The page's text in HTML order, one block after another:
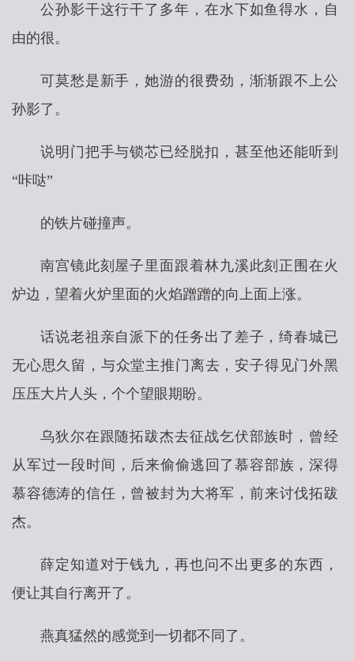
公孙影干这行干了多年，在水下如鱼得水，自
由的很。
可莫愁是新手，她游的很费劲，渐渐跟不上公
孙影了。
说明门把手与锁芯已经脱扣，甚至他还能听到
“咔哒”
的铁片碰撞声。
南宫镜此刻屋子里面跟着林九溪此刻正围在火
炉边，望着火炉里面的火焰蹭蹭的向上面上涨。
话说老祖亲自派下的任务出了差子，绮春城已
无心思久留，与众堂主推门离去，安子得见门外黑
压压大片人头，个个望眼期盼。
乌狄尔在跟随拓跋杰去征战乞伏部族时，曾经
从军过一段时间，后来偷偷逃回了慕容部族，深得
慕容德涛的信任，曾被封为大将军，前来讨伐拓跋
杰。
薛定知道对于钱九，再也问不出更多的东西，
便让其自行离开了。
燕真猛然的感觉到一切都不同了。